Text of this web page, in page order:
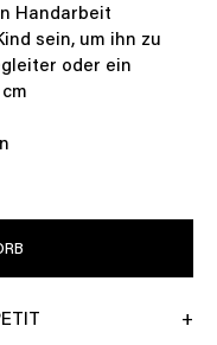
Handarbeit
sein, um ihn zu
oder ein